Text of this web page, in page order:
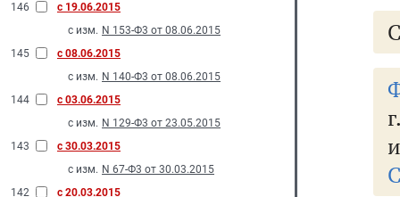
146
с 19.06.2015
с изм. N 153-Ф3 от 08.06.2015
145
с 08.06.2015
с изм. N 140-Ф3 от 08.06.2015
144
с 03.06.2015
с изм. N 129-Ф3 от 23.05.2015
143
с 30.03.2015
с изм. N 67-Ф3 от 30.03.2015
142
с 20.03.2015